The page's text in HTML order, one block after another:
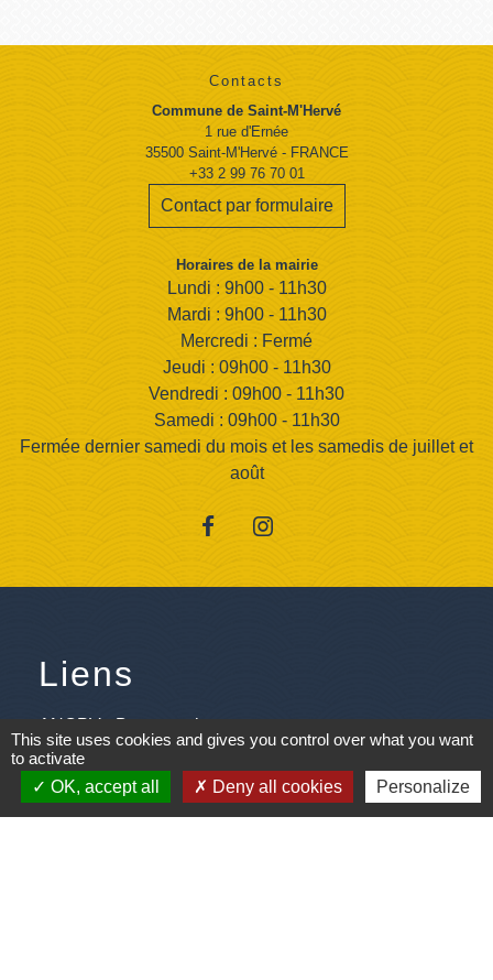
Contacts
Commune de Saint-M'Hervé
1 rue d'Ernée
35500 Saint-M'Hervé - FRANCE
+33 2 99 76 70 01
Contact par formulaire
Horaires de la mairie
Lundi : 9h00 - 11h30
Mardi : 9h00 - 11h30
Mercredi : Fermé
Jeudi : 09h00 - 11h30
Vendredi : 09h00 - 11h30
Samedi : 09h00 - 11h30
Fermée dernier samedi du mois et les samedis de juillet et
août
Liens
ANCPV - Base nautique
Les assistantes maternelles
Les pompiers de Saint M' Hervé
This site uses cookies and gives you control over what you want
to activate
OK, accept all
Deny all cookies Personalize